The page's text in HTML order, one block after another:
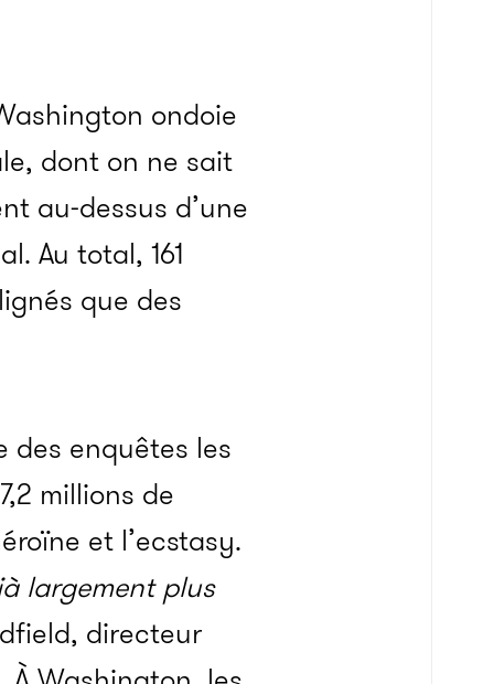
ondoie
dont on ne sait
au-dessus d’une
Au total, 161
que des
des enquêtes les
millions de
et l’ecstasy.
largement plus
directeur